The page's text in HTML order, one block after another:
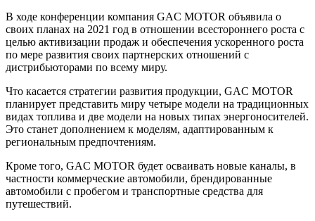
В ходе конференции компания GAC MOTOR объявила о
своих планах на 2021 год в отношении всестороннего роста с
целью активизации продаж и обеспечения ускоренного роста
по мере развития своих партнерских отношений с
дистрибьюторами по всему миру.
Что касается стратегии развития продукции, GAC MOTOR
планирует представить миру четыре модели на традиционных
видах топлива и две модели на новых типах энергоносителей.
Это станет дополнением к моделям, адаптированным к
региональным предпочтениям.
Кроме того, GAC MOTOR будет осваивать новые каналы, в
частности коммерческие автомобили, брендированные
автомобили с пробегом и транспортные средства для
путешествий.